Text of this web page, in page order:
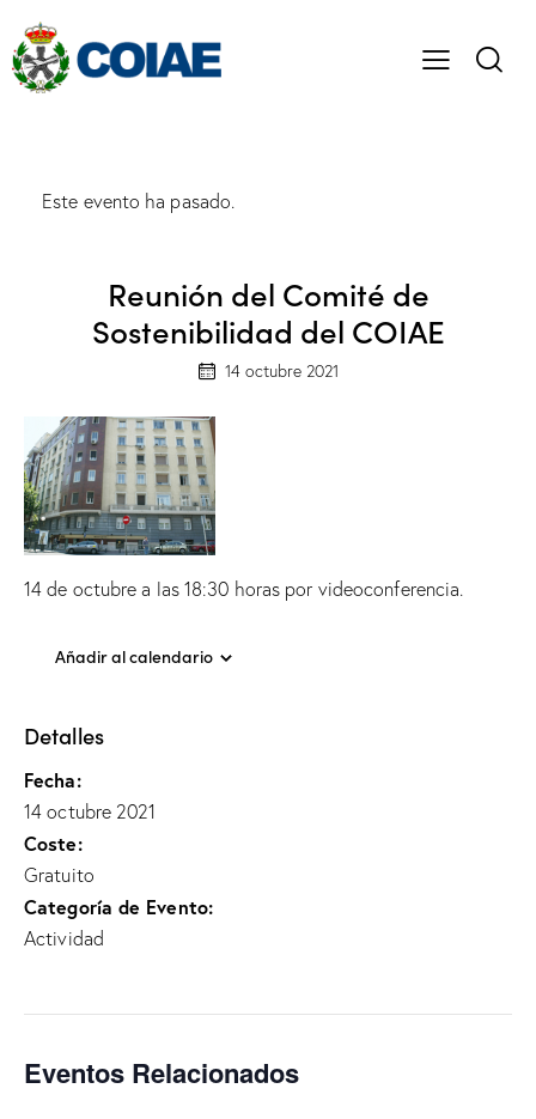
Este evento ha pasado.
Reunión del Comité de
Sostenibilidad del COIAE
14 octubre 2021
14 de octubre a las 18:30 horas por videoconferencia.
Añadir al calendario
Detalles
Fecha:
14 octubre 2021
Coste:
Gratuito
Categoría de Evento:
Actividad
Eventos Relacionados